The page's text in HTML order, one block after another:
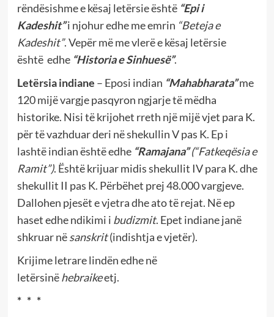
rëndësishme e kësaj letërsie është “Epi i
Kadeshit”i njohur edhe me emrin “Beteja e
Kadeshit”. Vepër më me vlerë e kësaj letërsie
është edhe “Historia e Sinhuesë”.
Letërsia indiane – Eposi indian “Mahabharata”me
120 mijë vargje pasqyron ngjarje të mëdha
historike. Nisi të krijohet rreth një mijëvjet para K.
për të vazhduar deri në shekullin V pas K. Ep i
lashtë indian është edhe “Ramajana”(“Fatkeqësia e
Ramit”). Është krijuar midis shekullit IV para K. dhe
shekullit II pas K. Përbëhet prej 48.000 vargjeve.
Dallohen pjesët e vjetra dhe ato të rejat. Në ep
haset edhe ndikimi i budizmit. Epet indiane janë
shkruar në sanskrit (indishtja e vjetër).
Krijime letrare lindën edhe në
letërsinë hebraikeetj.
* * *